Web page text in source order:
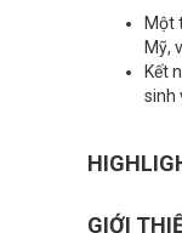
Một
Mỹ,
Kết
sinh
GIỚI